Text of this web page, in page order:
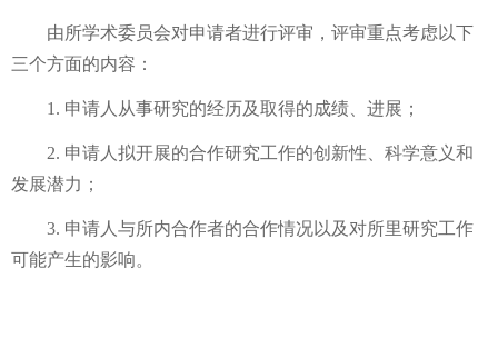
由所学术委员会对申请者进行评审，评审重点考虑以下
三个方面的内容：
1. 申请人从事研究的经历及取得的成绩、进展；
2. 申请人拟开展的合作研究工作的创新性、科学意义和
发展潜力；
3. 申请人与所内合作者的合作情况以及对所里研究工作
可能产生的影响。